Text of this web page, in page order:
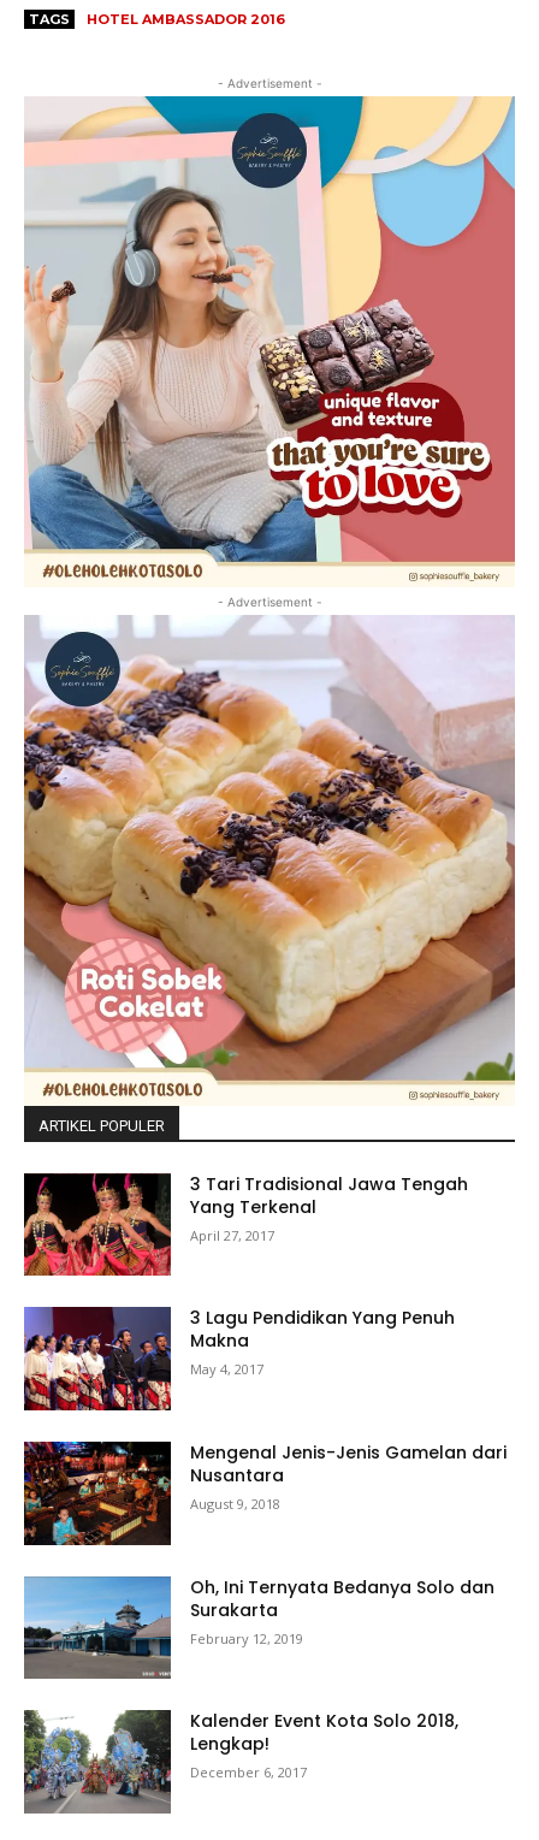
TAGS HOTEL AMBASSADOR 2016
- Advertisement -
- Advertisement -
ARTIKEL POPULER
3 Tari Tradisional Jawa Tengah
Yang Terkenal
April 27, 2017
3 Lagu Pendidikan Yang Penuh
Makna
May 4, 2017
Mengenal Jenis-Jenis Gamelan dari
Nusantara
August 9, 2018
Oh, Ini Ternyata Bedanya Solo dan
Surakarta
February 12, 2019
Kalender Event Kota Solo 2018,
Lengkap!
December 6, 2017